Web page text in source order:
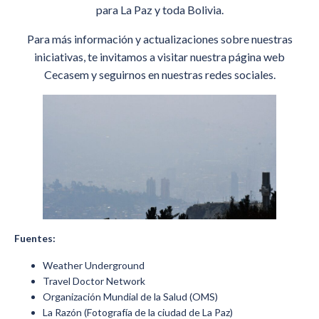
para La Paz y toda Bolivia.
Para más información y actualizaciones sobre nuestras
iniciativas, te invitamos a visitar nuestra página web
Cecasem y seguirnos en nuestras redes sociales.
Fuentes:
Weather Underground
Travel Doctor Network
Organización Mundial de la Salud (OMS)
La Razón (Fotografía de la ciudad de La Paz)